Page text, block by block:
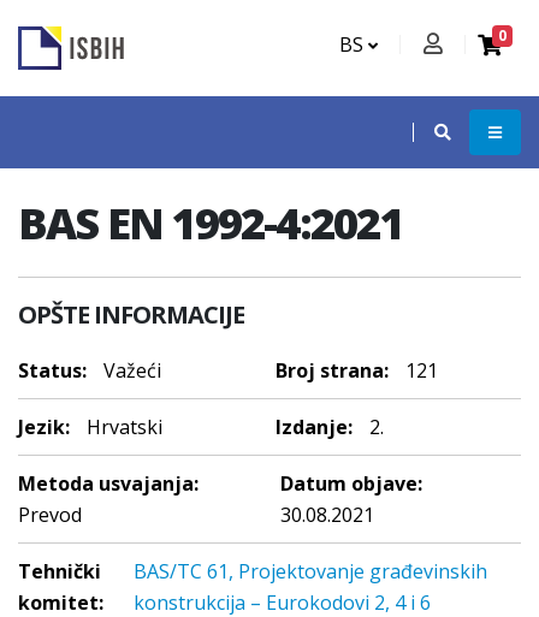
BS 0
BAS EN 1992-4:2021
OPŠTE INFORMACIJE
Status: Važeći Broj strana: 121
Jezik: Hrvatski Izdanje: 2.
Metoda usvajanja:
Prevod
Datum objave:
30.08.2021
Tehnički
komitet:
BAS/TC 61, Projektovanje građevinskih
konstrukcija – Eurokodovi 2, 4 i 6